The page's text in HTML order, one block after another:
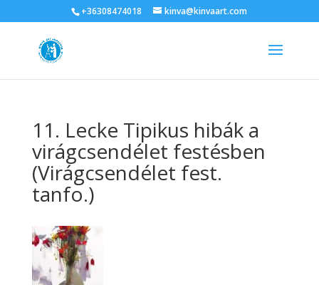
+36308474018 kinva@kinvaart.com
11. Lecke Tipikus hibák a
virágcsendélet festésben
(Virágcsendélet fest.
tanfo.)